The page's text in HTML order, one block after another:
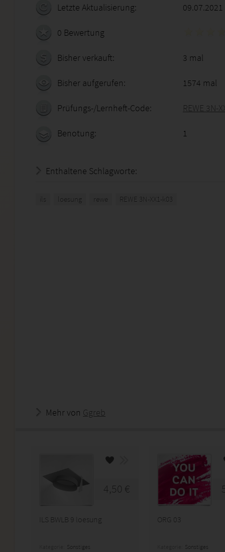
Letzte Aktualisierung: 09.07.2021
0 Bewertung
Bisher verkauft: 3 mal
Bisher aufgerufen: 1574 mal
Prüfungs-/Lernheft-Code: REWE 3N-
Benotung: 1
Enthaltene Schlagworte:
ils loesung rewe REWE 3N-XX1-k03
Mehr von Ggreb
4,50 €
ILS BWLB 9 loesung
Sonstiges
ORG 03
Sonstiges